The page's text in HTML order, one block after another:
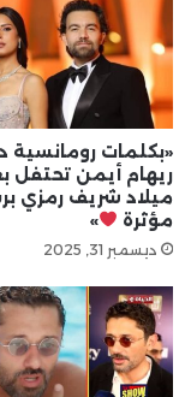
«بكلمات رومانسية
ريهام أيمن تحتفل
ميلاد شريف رمزي
مؤثرة
»
ديسمبر 31, 2025